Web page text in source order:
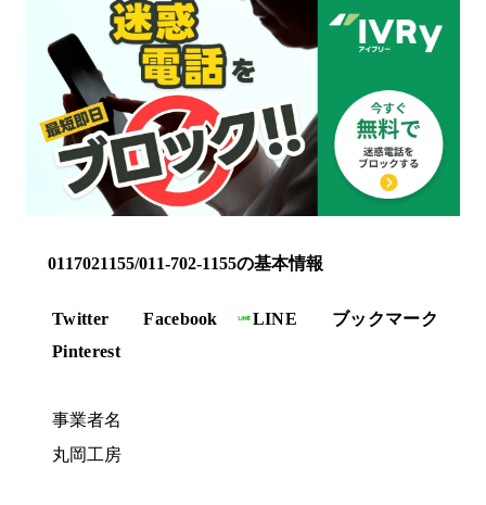
0117021155/011-702-1155の基本情報
Twitter Facebook LINE
ブックマーク
Pinterest
事業者名
丸岡工房